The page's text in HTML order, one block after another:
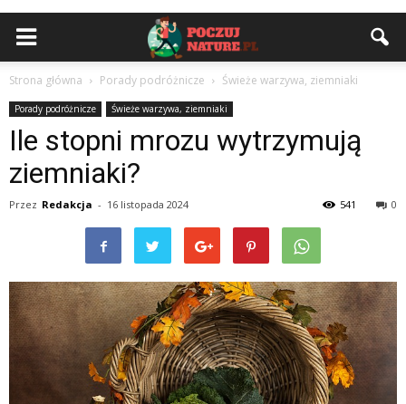
Strona główna Porady podróżnicze Świeże warzywa, ziemniaki
Porady podróżnicze Świeże warzywa, ziemniaki
Ile stopni mrozu wytrzymują
ziemniaki?
Przez Redakcja - 16 listopada 2024 0
541